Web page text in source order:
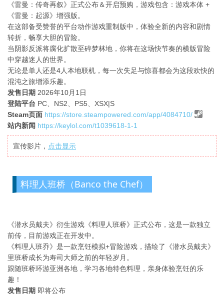
《雷曼：传奇再叙》正式公布＆开启预购，游戏包含：游戏本体 +
《雷曼：起源》增强版。
在这部备受赞誉的平台动作游戏重制版中，体验全新的内容和剧情
转折，畅享大胆的冒险。
当阴影反派将腐化扩散至碎梦林地，你将在这场快节奏的横版冒险
中穿越迷人的世界。
无论是单人还是4人本地联机，每一次失足与惊喜都会为这段欢快的
混沌之旅增添乐趣。
发售日期 2026年10月1日
登陆平台 PC、NS2、PS5、XSX|S
Steam页面 https://store.steampowered.com/app/4084710/
站内新闻 https://keylol.com/t1039618-1-1
宣传影片， 点击显示
料理人班桥（Banco the Chef）
《潜水员戴夫》衍生游戏《料理人班桥》正式公布，这是一款独立
前传，目前游戏正在开发中。
《料理人班乔》是一款烹饪模拟+冒险游戏，描绘了《潜水员戴夫》
里班桥成长为寿司大师之前的年轻岁月。
跟随班桥环游亚洲各地，学习各地特色料理，亲身体验烹饪的乐
趣！
发售日期 即将公布